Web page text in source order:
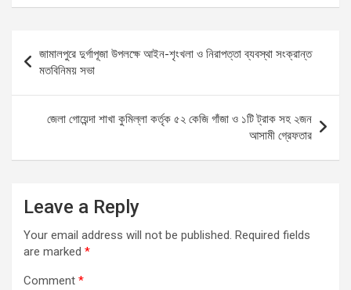
ce
o
o
k
ail at
s
A
p
p
se
n
g
er
ar
navigation
জামালপুরে দুর্গাপূজা উপলক্ষে আইন-শৃংখলা ও নিরাপত্তা ব্যবস্থা সংক্রান্ত
মতবিনিময় সভা
জেলা গোয়েন্দা শাখা কুমিল্লা কর্তৃক ৫২ কেজি গাঁজা ও ১টি ট্রাক সহ ২জন
আসামী গ্রেফতার
Leave a Reply
Your email address will not be published. Required fields
are marked *
Comment *